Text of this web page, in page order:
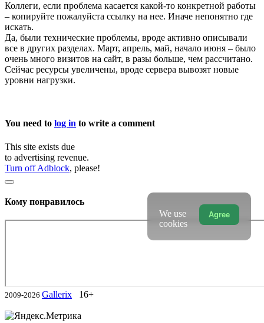
Коллеги, если проблема касается какой-то конкретной работы
– копируйте пожалуйста ссылку на нее. Иначе непонятно где
искать.
Да, были технические проблемы, вроде активно описывали
все в других разделах. Март, апрель, май, начало июня – было
очень много визитов на сайт, в разы больше, чем рассчитано.
Сейчас ресурсы увеличены, вроде сервера вывозят новые
уровни нагрузки.
You need to log in to write a comment
This site exists due
to advertising revenue.
Turn off Adblock, please!
Кому понравилось
2009-2026 Gallerix 16+
Agree
We use
cookies